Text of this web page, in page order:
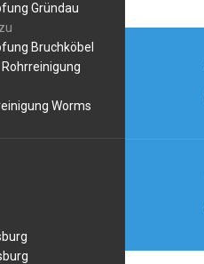
Gründau
zu
Bruchköbel
Rohrreinigung
Worms